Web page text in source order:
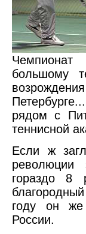
Чемпионат
большому
рядом с
теннисной
Если ж
революции
гораздо 8
году он
России.